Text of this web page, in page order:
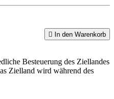
 In den Warenkorb
Besteuerung des Ziellandes
Zielland wird während des